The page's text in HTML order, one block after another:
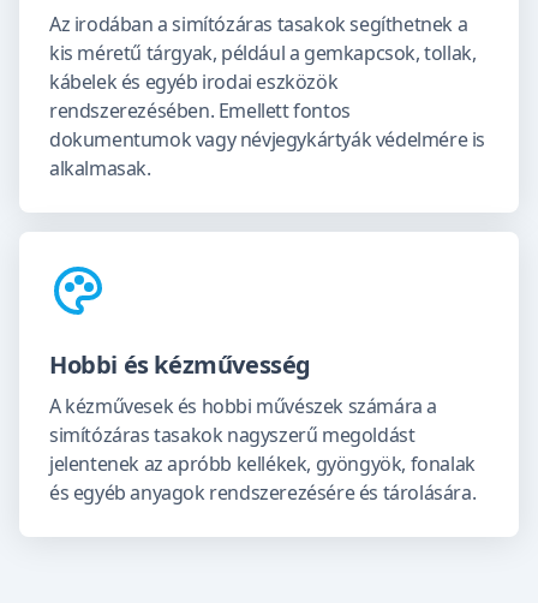
Az irodában a simítózáras tasakok segíthetnek a
kis méretű tárgyak, például a gemkapcsok, tollak,
kábelek és egyéb irodai eszközök
rendszerezésében. Emellett fontos
dokumentumok vagy névjegykártyák védelmére is
alkalmasak.
Hobbi és kézművesség
A kézművesek és hobbi művészek számára a
simítózáras tasakok nagyszerű megoldást
jelentenek az apróbb kellékek, gyöngyök, fonalak
és egyéb anyagok rendszerezésére és tárolására.